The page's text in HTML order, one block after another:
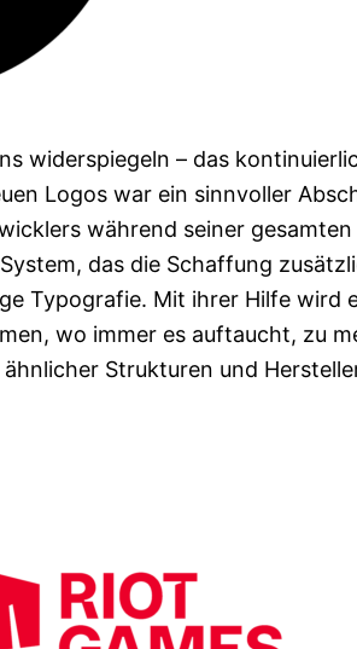
widerspiegeln – das
Logos war ein sinnvoller
während seiner gesamten
das die Schaffung
Typografie. Mit ihrer Hilfe wird
wo immer es auftaucht, zu
Strukturen und